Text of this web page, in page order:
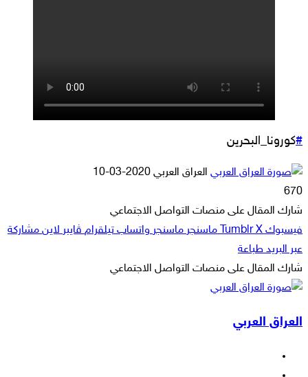
#كورونا_البحرين
العراق العربي أرسل
إلكترونيا
2020-03-10
670
شارك المقال على منصات التواصل الاجتماعي
فيسبوك ‫X ماسنجر ماسنجر واتساب تيلقرام ڤايبر لاين مشاركة
عبر البريد طباعة
شارك المقال على منصات التواصل الاجتماعي
فيسبوك
‫X
ماسنجر
ماسنجر
واتساب
تيلقرام
ڤايبر
لاين
مشاركة
البريد
طباعة
العراق العربي